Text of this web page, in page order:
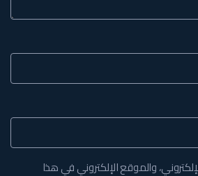
والموقع الإلكتروني في هذا